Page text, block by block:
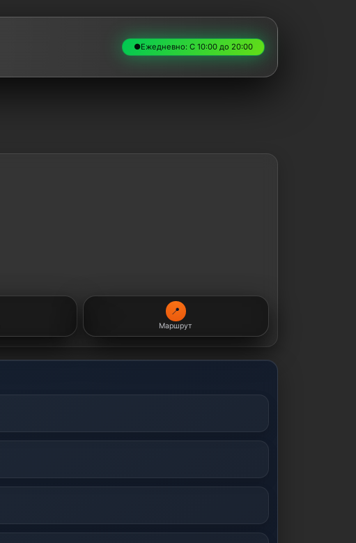
●Ежедневно: С 10:00 до 20:00
📍
Маршрут